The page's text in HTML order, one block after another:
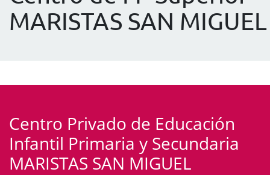
MARISTAS SAN MIGUEL
Centro Privado de Educación
Infantil Primaria y Secundaria
MARISTAS SAN MIGUEL